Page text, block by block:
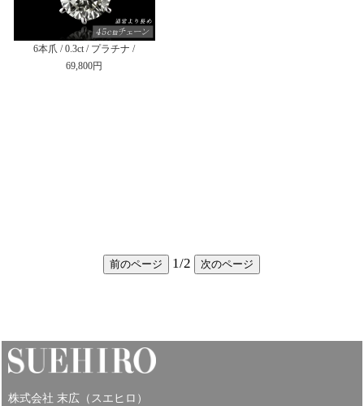
6本爪 / 0.3ct / プラチナ /
69,800円
前のページ 1/2 次のページ
株式会社 末広（スエヒロ）